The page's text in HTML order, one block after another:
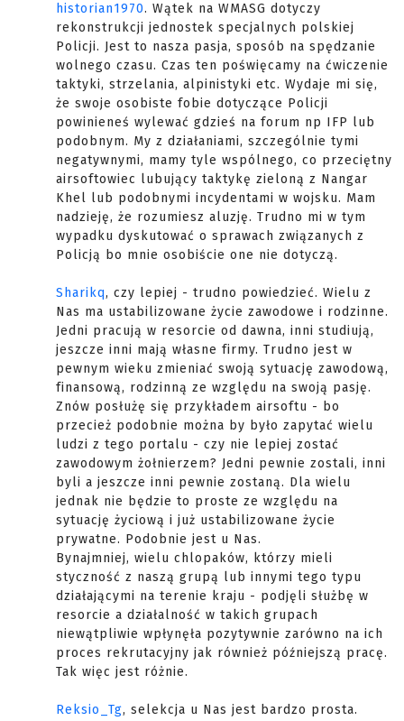
historian1970. Wątek na WMASG dotyczy
rekonstrukcji jednostek specjalnych polskiej
Policji. Jest to nasza pasja, sposób na spędzanie
wolnego czasu. Czas ten poświęcamy na ćwiczenie
taktyki, strzelania, alpinistyki etc. Wydaje mi się,
że swoje osobiste fobie dotyczące Policji
powinieneś wylewać gdzieś na forum np IFP lub
podobnym. My z działaniami, szczególnie tymi
negatywnymi, mamy tyle wspólnego, co przeciętny
airsoftowiec lubujący taktykę zieloną z Nangar
Khel lub podobnymi incydentami w wojsku. Mam
nadzieję, że rozumiesz aluzję. Trudno mi w tym
wypadku dyskutować o sprawach związanych z
Policją bo mnie osobiście one nie dotyczą.
Sharikq, czy lepiej - trudno powiedzieć. Wielu z
Nas ma ustabilizowane życie zawodowe i rodzinne.
Jedni pracują w resorcie od dawna, inni studiują,
jeszcze inni mają własne firmy. Trudno jest w
pewnym wieku zmieniać swoją sytuację zawodową,
finansową, rodzinną ze względu na swoją pasję.
Znów posłużę się przykładem airsoftu - bo
przecież podobnie można by było zapytać wielu
ludzi z tego portalu - czy nie lepiej zostać
zawodowym żołnierzem? Jedni pewnie zostali, inni
byli a jeszcze inni pewnie zostaną. Dla wielu
jednak nie będzie to proste ze względu na
sytuację życiową i już ustabilizowane życie
prywatne. Podobnie jest u Nas.
Bynajmniej, wielu chlopaków, którzy mieli
styczność z naszą grupą lub innymi tego typu
działającymi na terenie kraju - podjęli służbę w
resorcie a działalność w takich grupach
niewątpliwie wpłynęła pozytywnie zarówno na ich
proces rekrutacyjny jak również późniejszą pracę.
Tak więc jest różnie.
Reksio_Tg, selekcja u Nas jest bardzo prosta.